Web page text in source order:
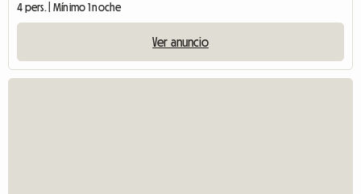
4 pers. | Mínimo 1 noche
Ver anuncio